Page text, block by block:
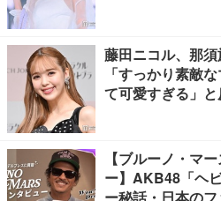
藤田ニコル、那
「すっかり素敵
て可愛すぎる」
【ブルーノ・マ
ー】AKB48「ヘ